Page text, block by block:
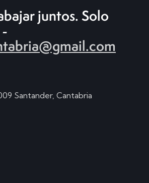
juntos.Solo
Santander, Cantabria